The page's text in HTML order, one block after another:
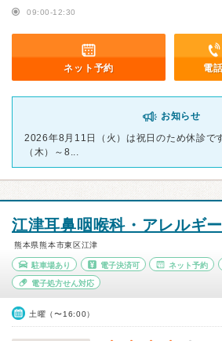
09:00-12:30
ネット予約 電
お知らせ
2026年8月11日（火）は祝日のため休診で
（木）～8...
江津耳鼻咽喉科・アレルギ
熊本県熊本市東区江津
駐車場あり 電子決済可 ネット予約
電子処方せん対応
土曜（〜16:00）